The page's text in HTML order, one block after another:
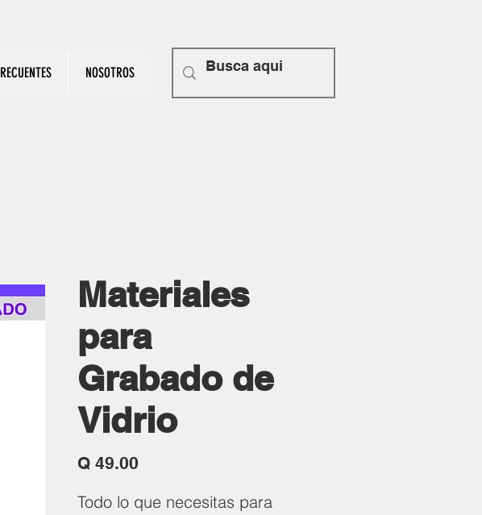
NOSOTROS
Materiales
para
Grabado de
Vidrio
Q 49.00
Todo lo que necesitas para